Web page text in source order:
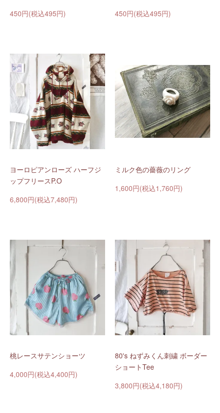
450円(税込495円)
450円(税込495円)
ヨーロピアンローズ ハーフジ
ップフリースP.O
6,800円(税込7,480円)
ミルク色の薔薇のリング
1,600円(税込1,760円)
桃レースサテンショーツ
4,000円(税込4,400円)
80's ねずみくん刺繍 ボーダー
ショートTee
3,800円(税込4,180円)